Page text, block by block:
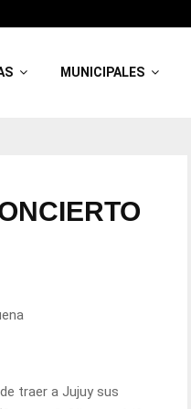
MUNICIPALES
traer a Jujuy sus